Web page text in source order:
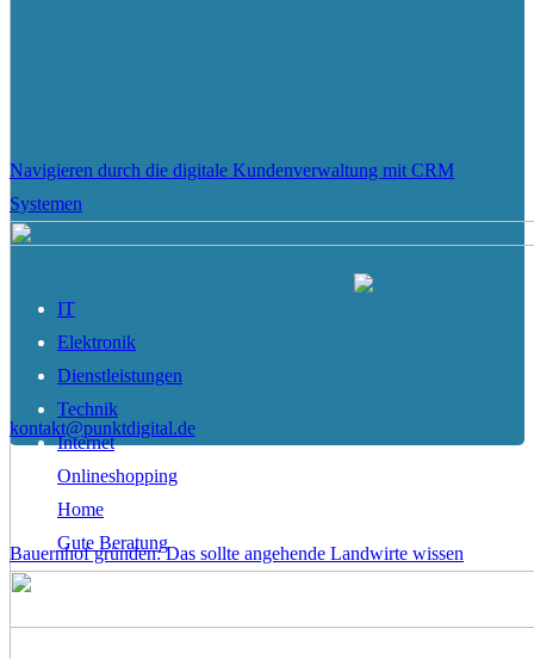
Navigieren durch die digitale Kundenverwaltung mit CRM
Systemen
Bauernhof gründen: Das sollte angehende Landwirte wissen
IT
Elektronik
Dienstleistungen
Technik
Internet
Onlineshopping
Home
Gute Beratung
kontakt@punktdigital.de